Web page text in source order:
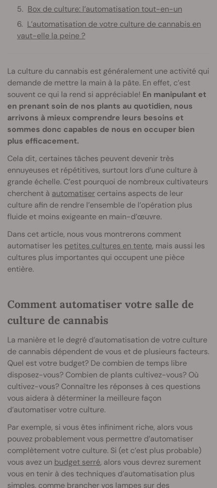
Box de culture: l’automatisation tout-en-un
L’automatisation de votre culture de cannabis en
vaut-elle la peine ?
La culture du cannabis est généralement une activité qui
demande de mettre la main à la pâte. En effet, c’est
souvent ce qui la rend si appréciable! En manipulant et
en prenant soin de nos plants au quotidien, nous
arrivons à mieux comprendre leurs besoins et
sommes donc capables de nous en occuper bien
plus efficacement.
Cela dit, certaines tâches peuvent devenir très
ennuyeuses et répétitives, surtout lors d’une culture à
grande échelle. C’est pourquoi de nombreux cultivateurs
cherchent à automatiser certains aspects de leur
culture afin de rendre l’ensemble de l’opération plus
fluide et moins exigeante en main-d’œuvre.
Dans cet article, nous vous montrerons comment
automatiser les petites cultures en tente, mais aussi les
cultures plus importantes qui occupent une pièce
entière.
Comment automatiser votre salle de
culture de cannabis
La manière et le degré d’automatisation de votre culture
de cannabis dépendent de vous et de plusieurs facteurs.
Quel est votre budget? De combien de temps libre
disposez-vous? Combien de plants cultivez-vous? Où
cultivez-vous? Connaître les réponses à ces questions
vous aidera à déterminer la meilleure façon
d’automatiser votre culture.
Par exemple, si vous êtes infiniment riche, alors vous
pouvez probablement vous permettre d’automatiser
complètement votre culture. Si (et c’est plus probable)
vous avez un budget serré, alors vous devrez surement
vous en tenir à des techniques d’automatisation plus
simples, comme brancher vos lampes sur des